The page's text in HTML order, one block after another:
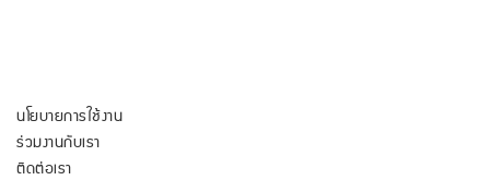
นโยบายการใช้งาน
ร่วมงานกับเรา
ติดต่อเรา